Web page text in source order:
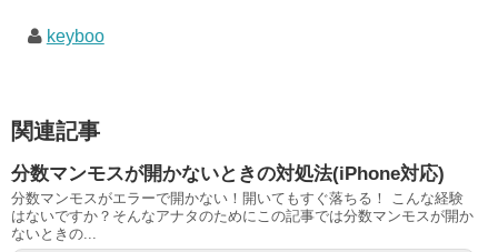
keyboo
関連記事
分数マンモスが開かないときの対処法(iPhone対応)
分数マンモスがエラーで開かない！開いてもすぐ落ちる！ こんな経験
はないですか？そんなアナタのためにこの記事では分数マンモスが開か
ないときの...